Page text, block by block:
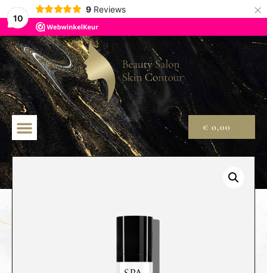
10
9 Reviews ×
€ 0,00